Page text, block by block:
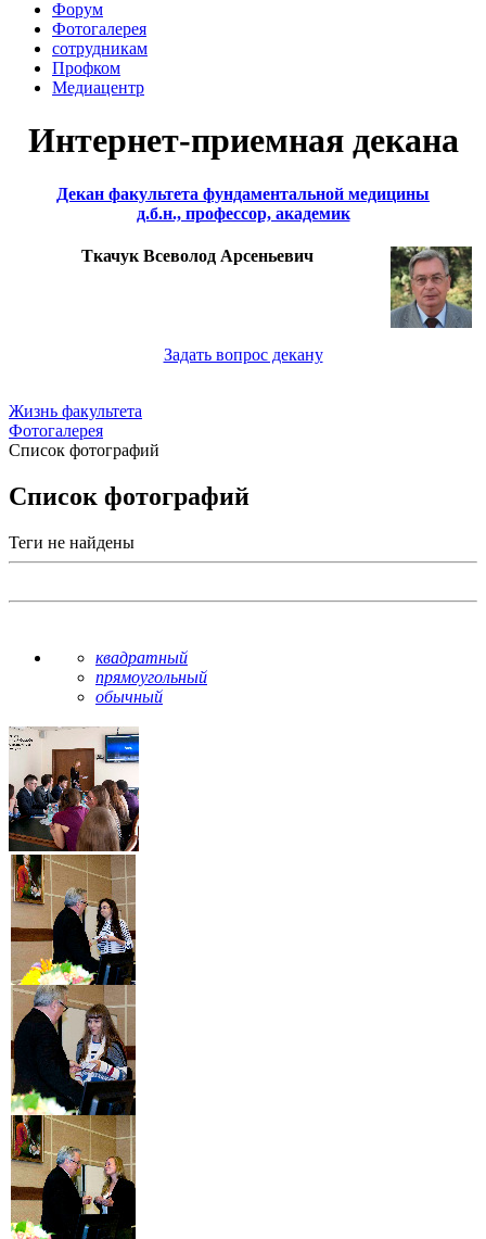
Форум
Фотогалерея
сотрудникам
Профком
Медиацентр
Интернет-приемная декана
Декан факультета фундаментальной медицины
д.б.н., профессор, академик
Ткачук Всеволод Арсеньевич
Задать вопрос декану
Жизнь факультета
Фотогалерея
Список фотографий
Список фотографий
Теги не найдены
квадратный
прямоугольный
обычный